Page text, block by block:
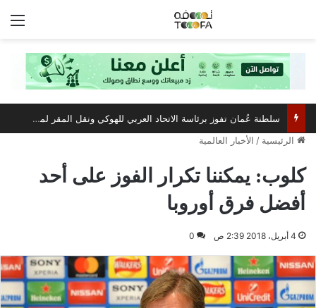
سلطنة عُمان تفوز برئاسة الاتحاد العربي للهوكي ونقل المقر لمسقط
الرئيسية / الأخبار العالمية
كلوب: يمكننا تكرار الفوز على أحد
أفضل فرق أوروبا
4 أبريل، 2018 2:39 ص 0